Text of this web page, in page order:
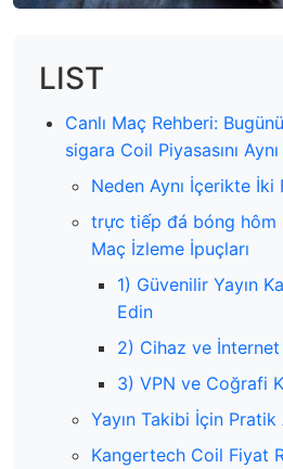
LIST
Canlı Maç Rehberi:
sigara Coil Piyasasını
Neden Aynı İçerikte İki
trực tiếp đá bóng hôm
Maç İzleme İpuçları
1) Güvenilir Yayın
Edin
2) Cihaz ve İnternet
3) VPN ve Coğrafi
Yayın Takibi İçin
Kangertech Coil Fiyat